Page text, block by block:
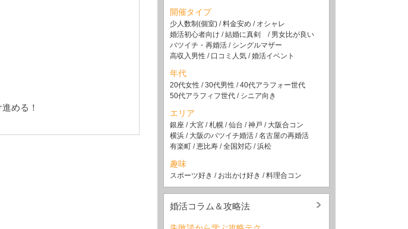
める！
開催タイプ
少人数制(個室) /料金安め / オシャレ
婚活初心者向け /結婚に真剣 / 男女比が良い
バツイチ・再婚活 / シングルマザー
高収入男性 / 口コミ人気 /婚活イベント
年代
20代女性 /30代男性 /40代アラフォー世代
50代アラフィフ世代 / シニア向き
エリア
銀座 / 大宮 /札幌 /仙台 /神戸 / 大阪合コン
横浜 / 大阪のバツイチ婚活 /名古屋の再婚活
有楽町 /恵比寿 /全国対応 /浜松
趣味
スポーツ好き / お出かけ好き /料理合コン
婚活コラム＆攻略法